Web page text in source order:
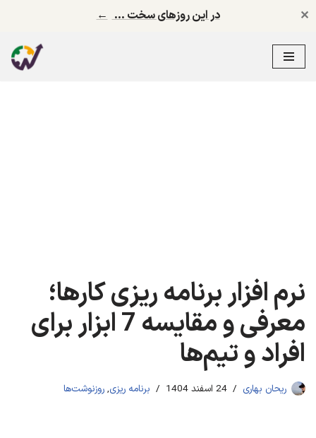
در این روزهای سخت … ← ✕
پرش
نرم افزار برنامه ریزی کارها؛
معرفی و مقایسه 7 ابزار برای
افراد و تیم‌ها
ریحان بهاری 24 اسفند 1404 برنامه ریزی,روزنوشت‌ها